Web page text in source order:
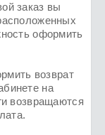
заказ вы
оформить
возврат
на
возвращаются